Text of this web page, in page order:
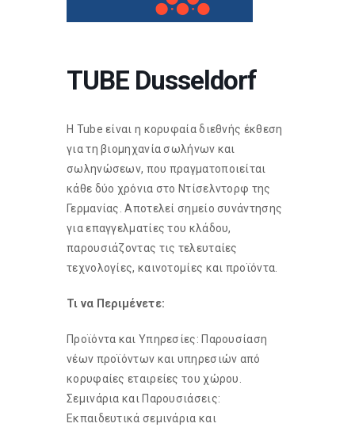
TUBE Dusseldorf
Η Tube είναι η κορυφαία διεθνής έκθεση
για τη βιομηχανία σωλήνων και
σωληνώσεων, που πραγματοποιείται
κάθε δύο χρόνια στο Ντίσελντορφ της
Γερμανίας. Αποτελεί σημείο συνάντησης
για επαγγελματίες του κλάδου,
παρουσιάζοντας τις τελευταίες
τεχνολογίες, καινοτομίες και προϊόντα.
Τι να Περιμένετε:
Προϊόντα και Υπηρεσίες: Παρουσίαση
νέων προϊόντων και υπηρεσιών από
κορυφαίες εταιρείες του χώρου.
Σεμινάρια και Παρουσιάσεις:
Εκπαιδευτικά σεμινάρια και